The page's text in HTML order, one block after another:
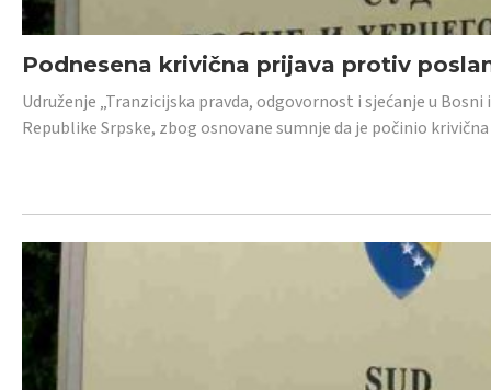
Podnesena krivična prijava protiv
Udruženje „Tranzicijska pravda, odgovornost i sjećanje u
Republike Srpske, zbog osnovane sumnje da je počinio